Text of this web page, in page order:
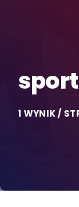
1 WYNIK /